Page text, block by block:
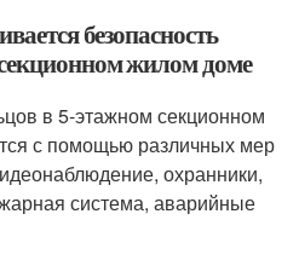
безопасность
жилом доме
в 5-этажном секционном
с помощью различных мер
охранники,
система, аварийные